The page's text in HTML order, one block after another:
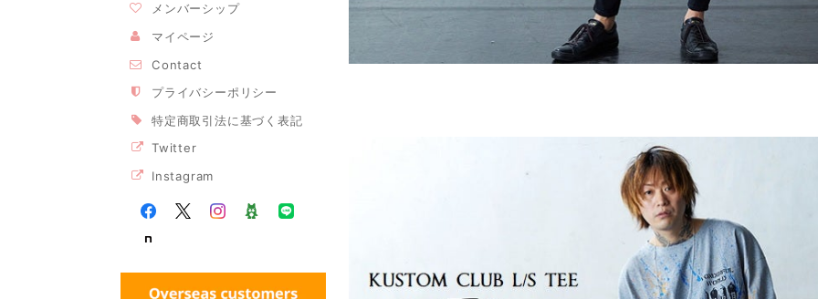
メンバーシップ
マイページ
Contact
プライバシーポリシー
特定商取引法に基づく表記
Twitter
Instagram